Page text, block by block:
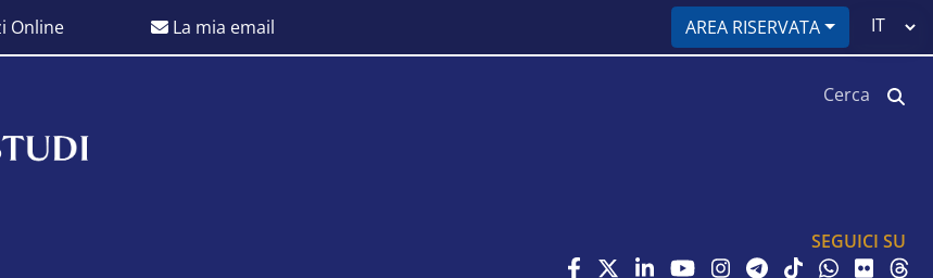
Online La mia email AREA RISERVATA
Select
SEGUICI SU